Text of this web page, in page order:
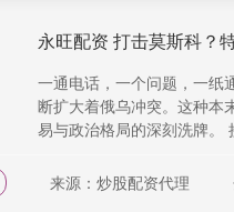
一通电话，一个问题，一纸
断扩大着俄乌冲突。这种本
易与政治格局的深刻洗牌。
来源：炒股配资代理